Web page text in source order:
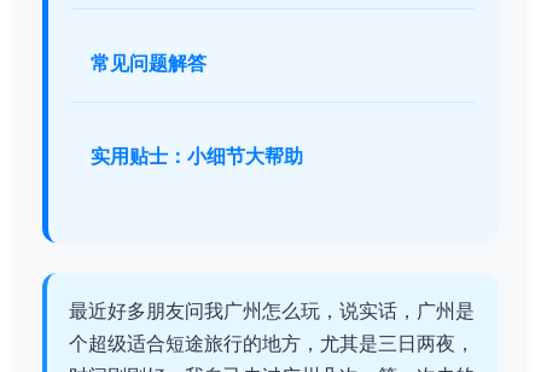
常见问题解答
实用贴士：小细节大帮助
最近好多朋友问我广州怎么玩，说实话，广州是
个超级适合短途旅行的地方，尤其是三日两夜，